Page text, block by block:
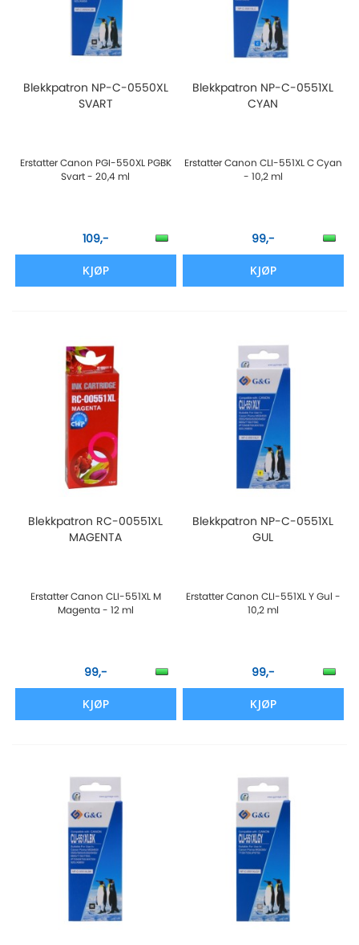
Blekkpatron NP-C-0550XL
SVART
Erstatter Canon PGI-550XL PGBK
Svart - 20,4 ml
109,-
KJØP
Blekkpatron NP-C-0551XL
CYAN
Erstatter Canon CLI-551XL C Cyan
- 10,2 ml
99,-
KJØP
Blekkpatron RC-00551XL
MAGENTA
Erstatter Canon CLI-551XL M
Magenta - 12 ml
99,-
KJØP
Blekkpatron NP-C-0551XL
GUL
Erstatter Canon CLI-551XL Y Gul -
10,2 ml
99,-
KJØP